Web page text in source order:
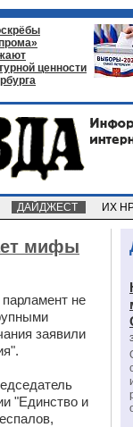
ценности
ДАЙДЖЕСТ ИХ
мифы
не
заявили
"Единство и